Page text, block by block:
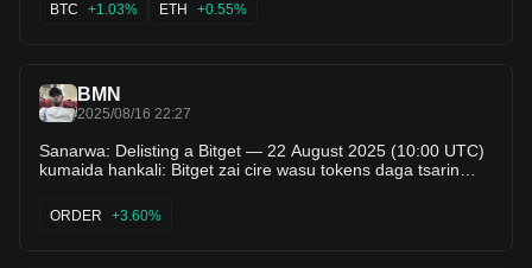
BTC +1.03% ETH +0.55%
BMN
2025/08/16 22:27
Sanarwa: Delisting a Bitget — 22 August 2025 (10:00 UTC)
kumaida hankali: Bitget zai cire wasu tokens daga tsarin
2025. Tokens da za a cire: CSKY/USDT MOBILE/USDT
AFT/USDT BOMB/USDT SHM/USDT ALEX/USDT
ORDER +3.60%